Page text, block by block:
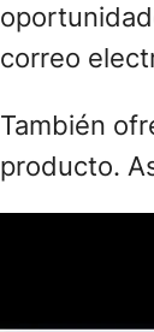
correo
También
producto.